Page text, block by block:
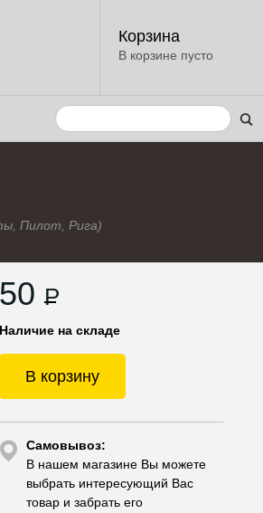
Корзина
В корзине пусто
Пилот, Рига)
50 P
Наличие на складе
В корзину
Самовывоз:
В нашем магазине Вы можете
выбрать интересующий Вас
товар и забрать его